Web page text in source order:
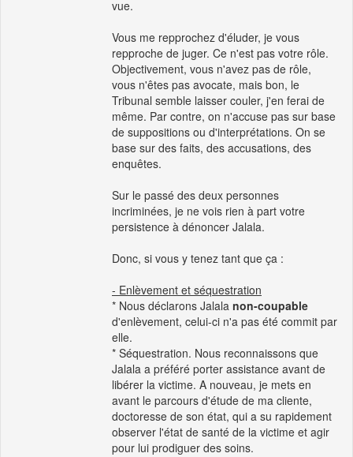
vue.
Vous me repprochez d'éluder, je vous
repproche de juger. Ce n'est pas votre rôle.
Objectivement, vous n'avez pas de rôle,
vous n'êtes pas avocate, mais bon, le
Tribunal semble laisser couler, j'en ferai de
même. Par contre, on n'accuse pas sur base
de suppositions ou d'interprétations. On se
base sur des faits, des accusations, des
enquêtes.
Sur le passé des deux personnes
incriminées, je ne vois rien à part votre
persistence à dénoncer Jalala.
Donc, si vous y tenez tant que ça :
- Enlèvement et séquestration
* Nous déclarons Jalala non-coupable
d'enlèvement, celui-ci n'a pas été commit par
elle.
* Séquestration. Nous reconnaissons que
Jalala a préféré porter assistance avant de
libérer la victime. A nouveau, je mets en
avant le parcours d'étude de ma cliente,
doctoresse de son état, qui a su rapidement
observer l'état de santé de la victime et agir
pour lui prodiguer des soins.